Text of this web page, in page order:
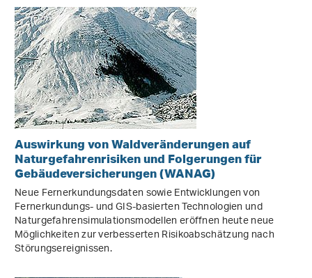
Auswirkung von Waldveränderungen auf
Naturgefahrenrisiken und Folgerungen für
Gebäudeversicherungen (WANAG)
Neue Fernerkundungsdaten sowie Entwicklungen von
Fernerkundungs- und GIS-basierten Technologien und
Naturgefahrensimulationsmodellen eröffnen heute neue
Möglichkeiten zur verbesserten Risikoabschätzung nach
Störungsereignissen.